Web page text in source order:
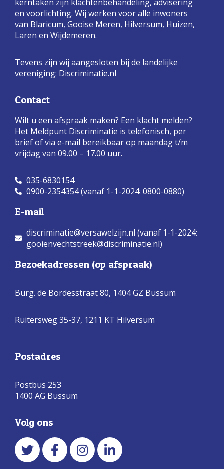
en voorlichting. Wij werken voor alle inwoners
van Blaricum, Gooise Meren, Hilversum, Huizen,
Laren en Wijdemeren.
Tevens zijn wij aangesloten bij de landelijke
vereniging: Discriminatie.nl
Contact
Wilt u een afspraak maken? Een klacht melden?
Het Meldpunt Discriminatie is telefonisch, per
brief of via e-mail bereikbaar op maandag t/m
vrijdag van 09.00 – 17.00 uur.
035-6830154
0900-2354354 (vanaf 1-1-2024: 0800-0880)
E-mail
discriminatie@versawelzijn.nl (vanaf 1-1-2024:
gooienvechtstreek@discriminatie.nl)
Bezoekadressen (op afspraak)
Burg. de Bordesstraat 80, 1404 GZ Bussum
Ruitersweg 35-37, 1211 KT Hilversum
Postadres
Postbus 253
1400 AG Bussum
Volg ons